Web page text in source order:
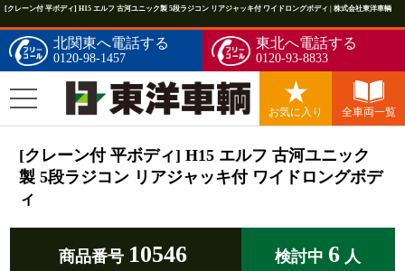
[クレーン付 平ボディ] H15 エルフ 古河ユニック製 5段ラジコン リアジャッキ付 ワイドロングボディ | 株式会社東洋車輌
北関東へ電話する
0120-98-1457
東北へ電話する
0120-93-8833
お気に入り 全車両一覧
[クレーン付 平ボディ] H15 エルフ 古河ユニック
製 5段ラジコン リアジャッキ付 ワイドロングボデ
ィ
商品番号 10546 検討中 6 人